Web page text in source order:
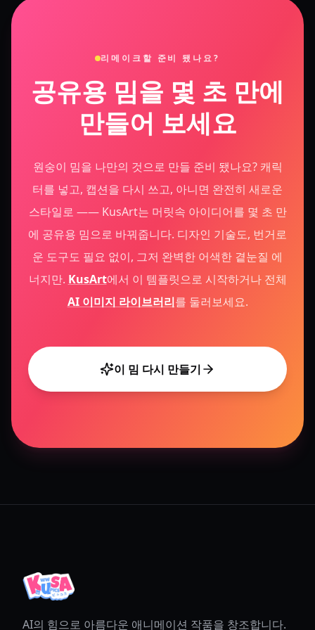
리메이크할 준비 됐나요?
공유용 밈을 몇 초 만에
만들어 보세요
원숭이 밈을 나만의 것으로 만들 준비 됐나요? 캐릭
터를 넣고, 캡션을 다시 쓰고, 아니면 완전히 새로운
스타일로 —— KusArt는 머릿속 아이디어를 몇 초 만
에 공유용 밈으로 바꿔줍니다. 디자인 기술도, 번거로
운 도구도 필요 없이, 그저 완벽한 어색한 곁눈질 에
너지만. KusArt에서 이 템플릿으로 시작하거나 전체
AI 이미지 라이브러리를 둘러보세요.
이 밈 다시 만들기
AI의 힘으로 아름다운 애니메이션 작품을 창조합니다.